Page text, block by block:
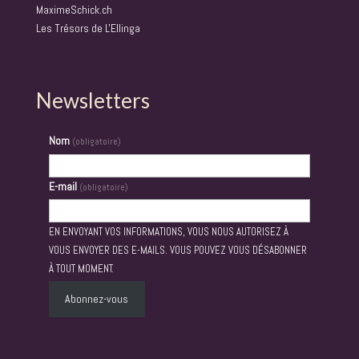
MaximeSchick.ch
Les Trésors de L'Ellinga
Newsletters
Nom (obligatoire)
E-mail (obligatoire)
EN ENVOYANT VOS INFORMATIONS, VOUS NOUS AUTORISEZ À
VOUS ENVOYER DES E-MAILS. VOUS POUVEZ VOUS DÉSABONNER
À TOUT MOMENT.
Abonnez-vous